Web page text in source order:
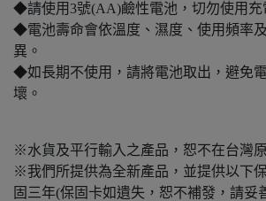
◆請使用3號(AA)鹼性電池，切勿使用充
◆電池壽命會依溫度、濕度、使用頻率
異。
◆如長期不使用，請將電池取出，避免
壞。
※水貨及平行輸入之產品，恕不在台灣
※我們所提供為全新產品，並提供以下
固三年(保固卡如遺失，恕不補發，請妥